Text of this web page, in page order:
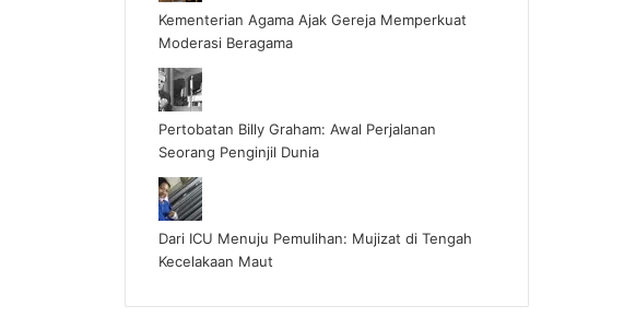
Kementerian Agama Ajak Gereja Memperkuat
Moderasi Beragama
Pertobatan Billy Graham: Awal Perjalanan
Seorang Penginjil Dunia
Dari ICU Menuju Pemulihan: Mujizat di Tengah
Kecelakaan Maut